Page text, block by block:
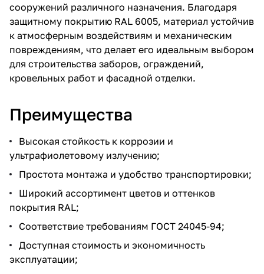
сооружений различного назначения. Благодаря
защитному покрытию RAL 6005, материал устойчив
к атмосферным воздействиям и механическим
повреждениям, что делает его идеальным выбором
для строительства заборов, ограждений,
кровельных работ и фасадной отделки.
Преимущества
Высокая стойкость к коррозии и
ультрафиолетовому излучению;
Простота монтажа и удобство транспортировки;
Широкий ассортимент цветов и оттенков
покрытия RAL;
Соответствие требованиям ГОСТ 24045-94;
Доступная стоимость и экономичность
эксплуатации;